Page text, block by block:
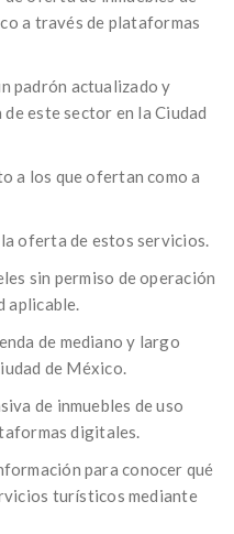
a través de plataformas
padrón actualizado y
este sector en la Ciudad
a los que ofertan como a
oferta de estos servicios.
sin permiso de operación
aplicable.
de mediano y largo
de México.
de inmuebles de uso
digitales.
para conocer qué
turísticos mediante